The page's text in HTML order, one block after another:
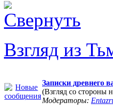
Взгляд из
Записки древнего
(Взгляд со стороны
Модераторы: